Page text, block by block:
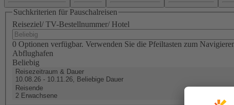
Suchkriterien für Pauschalreisen
Reiseziel/ TV-Bestellnummer/ Hotel
0 Optionen verfügbar. Verwenden Sie die Pfeiltasten zum
Abflughafen
Beliebig
Reisezeitraum & Dauer
10.08.26 - 10.11.26, Beliebige Dauer
Reisende
2 Erwachsene